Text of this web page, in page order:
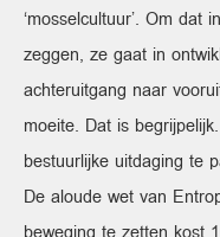
‘mosselcultuur’. Om
zeggen, ze gaat in
achteruitgang naar
moeite. Dat is
bestuurlijke uitdaging te
De aloude wet van